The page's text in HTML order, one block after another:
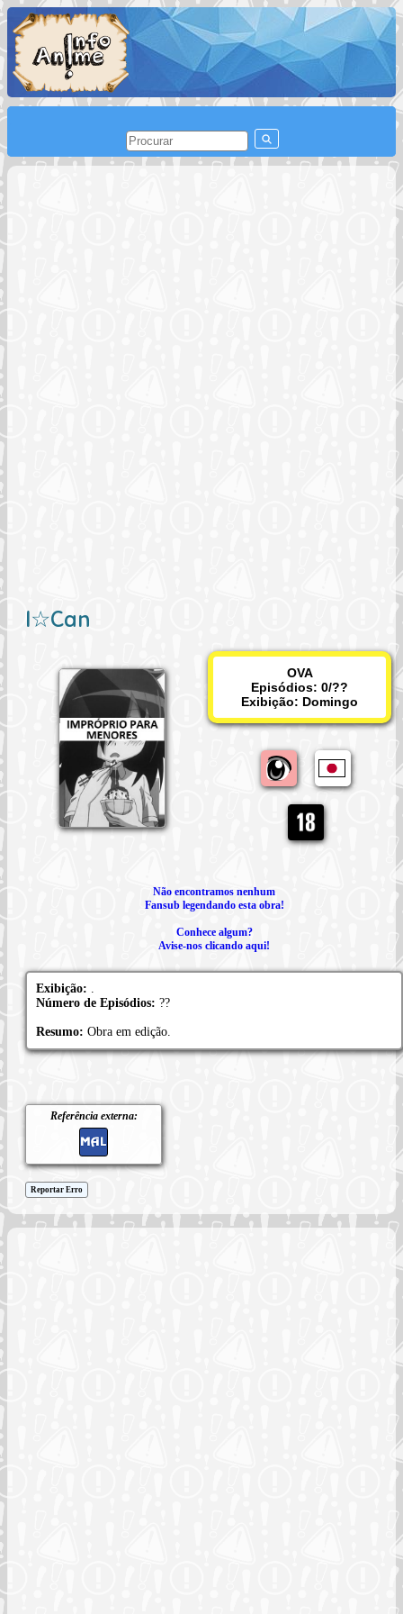
I☆Can
OVA
Episódios: 0/??
Exibição: Domingo
Não encontramos nenhum
Fansub legendando esta obra!
Conhece algum?
Avise-nos clicando aqui!
Exibição:
Número de Episódios: ??
Resumo: Obra em edição.
Referência externa:
Reportar Erro